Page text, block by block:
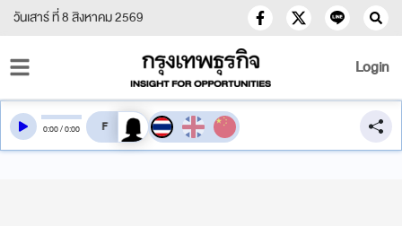
วันเสาร์ ที่ 8 สิงหาคม 2569
Login
0:00/0:00 สลับเสียงอ่าน